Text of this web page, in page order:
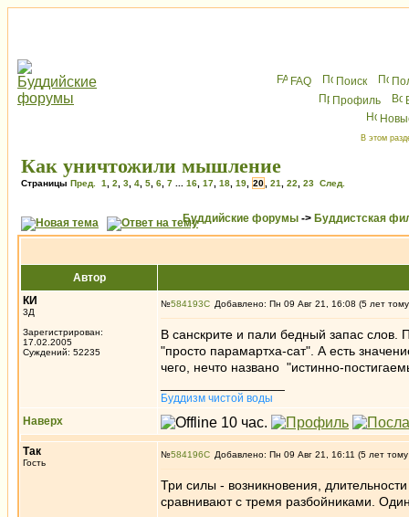
FAQ Поиск
Профиль
В этом
Как уничтожили мышление
Страницы Пред. 1 2 3 4 5 6 7 16 17 18 19 20 21 22 23 След.
Буддийские форумы -> Буддистская
Автор
КИ
3Д
Зарегистрирован:
17.02.2005
Суждений: 52235
№584193 Добавлено: Пн 09 Авг 21, 16:08 (5 лет
В санскрите и пали бедный запас слов.
"просто парамартха-сат". А есть
чего, нечто названо "истинно-
Буддизм чистой воды
Наверх
Так
Гость
№584196 Добавлено: Пн 09 Авг 21, 16:11 (5 лет
Три силы - возникновения,
сравнивают с тремя разбойниками.